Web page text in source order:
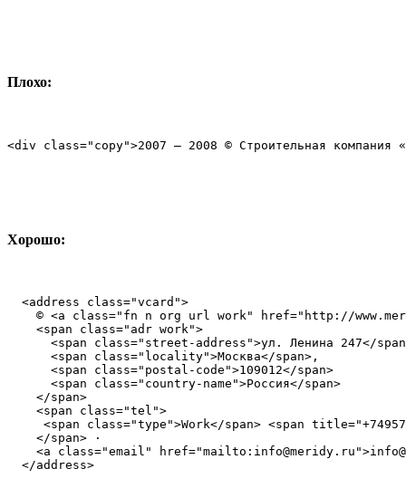
Плохо:
<div class="copy">2007 — 2008 © Строительная компания
Хорошо:
  <address class="vcard">
© <a class="fn n org url work" href="http://
    <span class="adr work">
<span class="street-address">ул. Ленина 247</
      <span class="locality">Москва</span>,
      <span class="postal-code">109012</span>
      <span class="country-name">Россия</span>
    </span>
    <span class="tel">
<span class="type">Work</span> <span
    </span> ·
<a class="email"
  </address>